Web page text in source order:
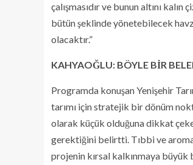
çalışmasıdır ve bunun altını
bütün şeklinde yönetebilecek
olacaktır.”
KAHYAOĞLU: BÖYLE BİR
Programda konuşan Yenişehir
tarımı için stratejik bir dönüm
olarak küçük olduğuna dikkat
gerektiğini belirtti. Tıbbi ve
projenin kırsal kalkınmaya